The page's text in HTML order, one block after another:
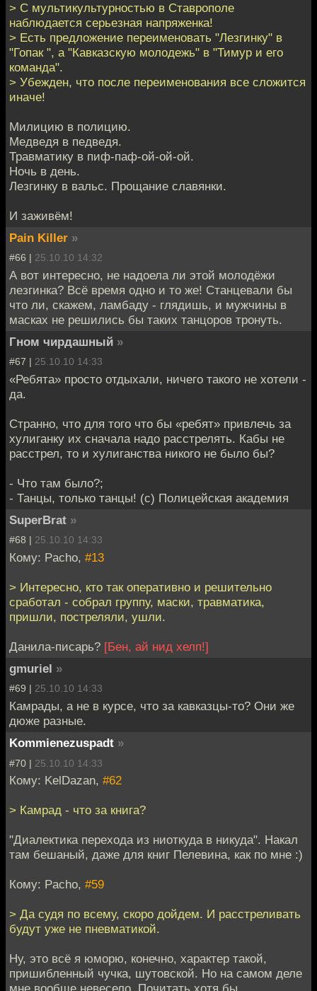
> С мультикультурностью в Ставрополе
наблюдается серьезная напряженка!
> Есть предложение переименовать "Лезгинку" в
"Гопак ", а "Кавказскую молодежь" в "Тимур и его
команда".
> Убежден, что после переименования все сложится
иначе!
Милицию в полицию.
Медведя в педведя.
Травматику в пиф-паф-ой-ой-ой.
Ночь в день.
Лезгинку в вальс. Прощание славянки.
И заживём!
Pain Killer »
#66 | 25.10.10 14:32
А вот интересно, не надоела ли этой молодёжи
лезгинка? Всё время одно и то же! Станцевали бы
что ли, скажем, ламбаду - глядишь, и мужчины в
масках не решились бы таких танцоров тронуть.
Гном чирдашный »
#67 | 25.10.10 14:33
«Ребята» просто отдыхали, ничего такого не хотели -
да.
Странно, что для того что бы «ребят» привлечь за
хулиганку их сначала надо расстрелять. Кабы не
расстрел, то и хулиганства никого не было бы?
- Что там было?;
- Танцы, только танцы! (с) Полицейская академия
SuperBrat »
#68 | 25.10.10 14:33
Кому: Pacho, #13
> Интересно, кто так оперативно и решительно
сработал - собрал группу, маски, травматика,
пришли, постреляли, ушли.
Данила-писарь? [Бен, ай нид хелп!]
gmuriel »
#69 | 25.10.10 14:33
Камрады, а не в курсе, что за кавказцы-то? Они же
дюже разные.
Kommienezuspadt »
#70 | 25.10.10 14:33
Кому: KelDazan, #62
> Камрад - что за книга?
"Диалектика перехода из ниоткуда в никуда". Накал
там бешаный, даже для книг Пелевина, как по мне :)
Кому: Pacho, #59
> Да судя по всему, скоро дойдем. И расстреливать
будут уже не пневматикой.
Ну, это всё я юморю, конечно, характер такой,
пришибленный чучка, шутовской. Но на самом деле